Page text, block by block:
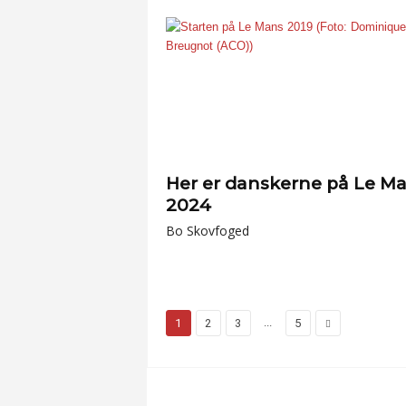
Her er danskerne på Le
2024
Bo Skovfoged
1 2 3 ... 5